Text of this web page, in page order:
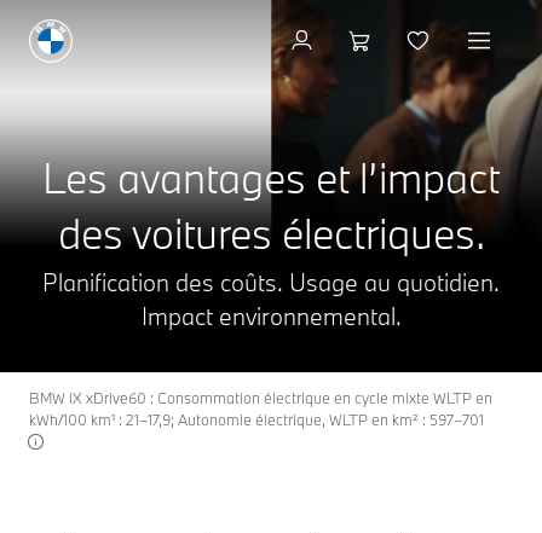
Les avantages et l’impact
des voitures électriques.
Planification des coûts. Usage au quotidien.
Impact environnemental.
BMW iX xDrive60 : Consommation électrique en cycle mixte WLTP en
kWh/100 km¹ : 21–17,9; Autonomie électrique, WLTP en km² : 597–701
Voir les modèles